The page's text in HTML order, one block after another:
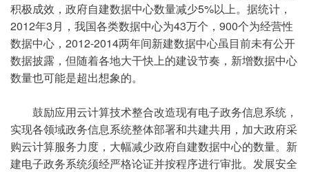
积极成效，政府自建数据中心数量减少5%以上。据统计，
2012年3月，我国各类数据中心为43万个，900个为经营性
数据中心，2012-2014两年间新建数据中心虽目前未有公开
数据披露，但随着各地大干快上的建设节奏，新增数据中心
数量也可能是超出想象的。
鼓励应用云计算技术整合改造现有电子政务信息系统，
实现各领域政务信息系统整体部署和共建共用，加大政府采
购云计算服务力度，大幅减少政府自建数据中心的数量。新
建电子政务系统须经严格论证并按程序进行审批。发展安全